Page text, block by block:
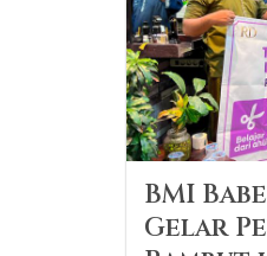
BMI
Gelar